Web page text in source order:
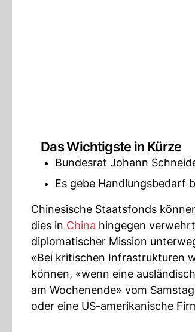
Das Wichtigste in Kürze
Bundesrat Johann
Es gebe Handlungsbedarf
Chinesische Staatsfonds
dies in China hingegen
diplomatischer Mission
«Bei kritischen Infrastrukturen
können, «wenn eine
am Wochenende» vom
oder eine US-amerikanische